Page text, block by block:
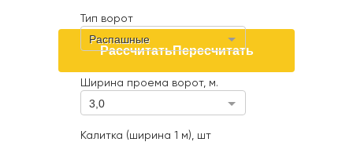
Тип ворот
Распашные
Ширина проема ворот, м.
3,0
Калитка (ширина 1 м), шт
РассчитатьПересчитать